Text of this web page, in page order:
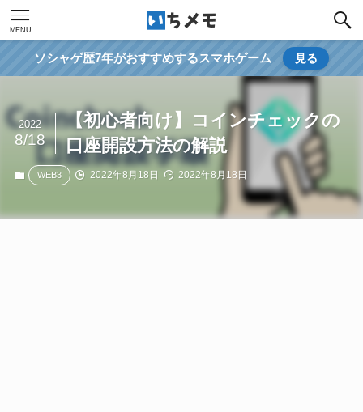
MENU
ソシャゲ歴7年がおすすめするスマホゲーム 見る
【初心者向け】コインチェックの
口座開設方法の解説
2022
8/18
WEB3 2022年8月18日 2022年8月18日